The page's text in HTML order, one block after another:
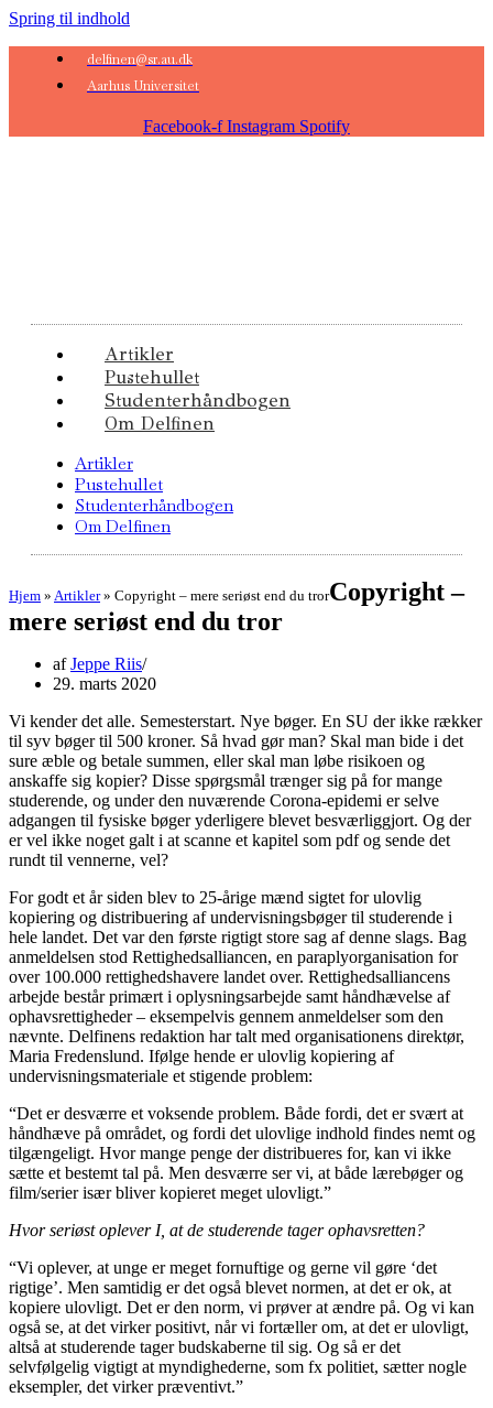
Spring til indhold
delfinen@sr.au.dk
Aarhus Universitet
Facebook-f Instagram Spotify
Artikler
Pustehullet
Studenterhåndbogen
Om Delfinen
Artikler
Pustehullet
Studenterhåndbogen
Om Delfinen
Hjem » Artikler» Copyright – mere seriøst end du trorCopyright –
mere seriøst end du tror
afJeppe Riis
29. marts 2020
Vi kender det alle. Semesterstart. Nye bøger. En SU der ikke rækker
til syv bøger til 500 kroner. Så hvad gør man? Skal man bide i det
sure æble og betale summen, eller skal man løbe risikoen og
anskaffe sig kopier? Disse spørgsmål trænger sig på for mange
studerende, og under den nuværende Corona-epidemi er selve
adgangen til fysiske bøger yderligere blevet besværliggjort. Og der
er vel ikke noget galt i at scanne et kapitel som pdf og sende det
rundt til vennerne, vel?
For godt et år siden blev to 25-årige mænd sigtet for ulovlig
kopiering og distribuering af undervisningsbøger til studerende i
hele landet. Det var den første rigtigt store sag af denne slags. Bag
anmeldelsen stod Rettighedsalliancen, en paraplyorganisation for
over 100.000 rettighedshavere landet over. Rettighedsalliancens
arbejde består primært i oplysningsarbejde samt håndhævelse af
ophavsrettigheder – eksempelvis gennem anmeldelser som den
nævnte. Delfinens redaktion har talt med organisationens direktør,
Maria Fredenslund. Ifølge hende er ulovlig kopiering af
undervisningsmateriale et stigende problem:
“Det er desværre et voksende problem. Både fordi, det er svært at
håndhæve på området, og fordi det ulovlige indhold findes nemt og
tilgængeligt. Hvor mange penge der distribueres for, kan vi ikke
sætte et bestemt tal på. Men desværre ser vi, at både lærebøger og
film/serier især bliver kopieret meget ulovligt.”
Hvor seriøst oplever I, at de studerende tager ophavsretten?
“Vi oplever, at unge er meget fornuftige og gerne vil gøre ‘det
rigtige’. Men samtidig er det også blevet normen, at det er ok, at
kopiere ulovligt. Det er den norm, vi prøver at ændre på. Og vi kan
også se, at det virker positivt, når vi fortæller om, at det er ulovligt,
altså at studerende tager budskaberne til sig. Og så er det
selvfølgelig vigtigt at myndighederne, som fx politiet, sætter nogle
eksempler, det virker præventivt.”